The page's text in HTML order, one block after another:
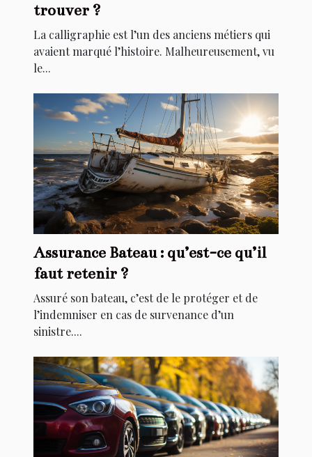
trouver ?
La calligraphie est l’un des anciens métiers qui
avaient marqué l’histoire. Malheureusement, vu
le...
Assurance Bateau : qu’est-ce qu’il
faut retenir ?
Assuré son bateau, c’est de le protéger et de
l’indemniser en cas de survenance d’un
sinistre....